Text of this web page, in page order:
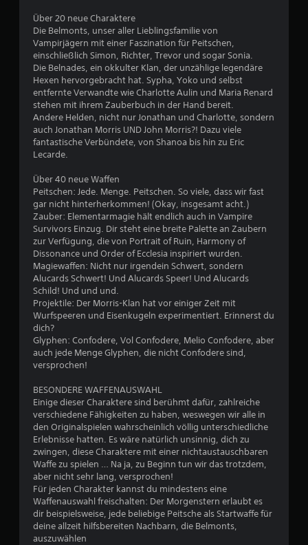
r
h
a
l
b
e
i
n
e
r
z
t
l
i
c
h
e
n
B
e
s
c
h
ä
n
k
n
g
d
r
ü
c
k
e
n
z
u
m
ü
Über 20 neue Charaktere
Die Belmonts, unser aller Lieblingsfamilie von
Vampirjägern mit einer Faszination für Peitschen,
einschließlich Simon, Richter, Trevor und sogar Sonia.
Die Belnades, ein okkulter Klan, der unzählige legendäre
Hexen hervorgebracht hat. Sypha, Yoko und selbst
entfernte Verwandte wie Charlotte Aulin und Maria Renard
stehen mit ihrem Zauberbuch in der Hand bereit.
Andere Helden, nicht nur Jonathan und Charlotte, sondern
auch Jonathan Morris UND John Morris?! Dazu viele
fantastische Verbündete, von Shanoa bis hin zu Eric
Lecarde.
Über 40 neue Waffen
Peitschen: Jede. Menge. Peitschen. So viele, dass wir fast
gar nicht hinterherkommen! (Okay, insgesamt acht.)
Zauber: Elementarmagie hält endlich auch in Vampire
Survivors Einzug. Dir steht eine breite Palette an Zaubern
zur Verfügung, die von Portrait of Ruin, Harmony of
Dissonance und Order of Ecclesia inspiriert wurden.
Magiewaffen: Nicht nur irgendein Schwert, sondern
Alucards Schwert! Und Alucards Speer! Und Alucards
Schild! Und und und.
Projektile: Der Morris-Klan hat vor einiger Zeit mit
Wurfspeeren und Eisenkugeln experimentiert. Erinnerst du
dich?
Glyphen: Confodere, Vol Confodere, Melio Confodere, aber
auch jede Menge Glyphen, die nicht Confodere sind,
versprochen!
BESONDERE WAFFENAUSWAHL
Einige dieser Charaktere sind berühmt dafür, zahlreiche
verschiedene Fähigkeiten zu haben, weswegen wir alle in
den Originalspielen wahrscheinlich völlig unterschiedliche
Erlebnisse hatten. Es wäre natürlich unsinnig, dich zu
zwingen, diese Charaktere mit einer nichtaustauschbaren
Waffe zu spielen … Na ja, zu Beginn tun wir das trotzdem,
aber nicht sehr lang, versprochen!
Für jeden Charakter kannst du mindestens eine
Waffenauswahl freischalten: Der Morgenstern erlaubt es
dir beispielsweise, jede beliebige Peitsche als Startwaffe für
deine allzeit hilfsbereiten Nachbarn, die Belmonts,
auszuwählen